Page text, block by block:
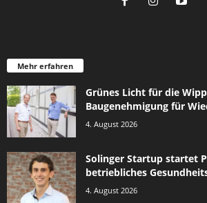
Mehr erfahren
Grünes Licht für die
Baugenehmigung für
4. August 2026
Solinger Startup startet
betriebliches
4. August 2026